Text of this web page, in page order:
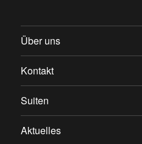
Über uns
Kontakt
Suiten
Aktuelles